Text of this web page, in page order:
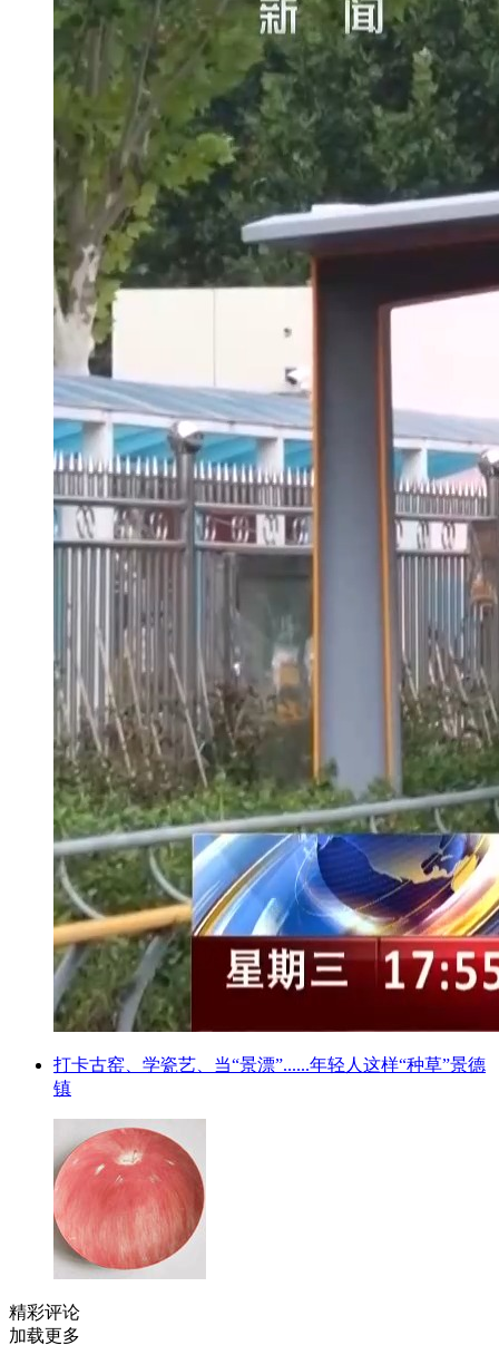
打卡古窑、学瓷艺、当“景漂”......年轻人这样“种草”景德
镇
精彩评论
加载更多